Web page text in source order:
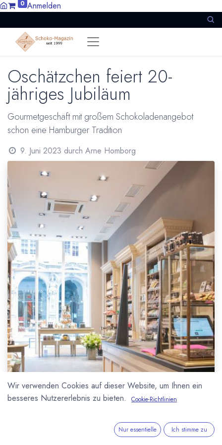
0 Anmelden
Oschätzchen feiert 20-
jähriges Jubiläum
Gourmetgeschäft mit großem Schokoladenangebot
schon eine Hamburger Tradition
9. Juni 2023 durch Arne Homborg
Wir verwenden Cookies auf dieser Website, um Ihnen ein
besseres Nutzererlebnis zu bieten.
Cookie-Richtlinien
Nur essentielle Ich stimme zu